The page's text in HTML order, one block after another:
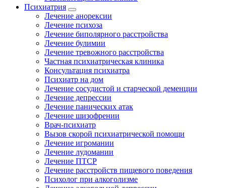
Психиатрия
Лечение анорексии
Лечение психоза
Лечение биполярного расстройства
Лечение булимии
Лечение тревожного расстройства
Частная психиатрическая клиника
Консультация психиатра
Психиатр на дом
Лечение сосудистой и старческой деменции
Лечение депрессии
Лечение панических атак
Лечение шизофрении
Врач-психиатр
Вызов скорой психиатрической помощи
Лечение игромании
Лечение лудомании
Лечение ПТСР
Лечение расстройств пищевого поведения
Психолог при алкоголизме